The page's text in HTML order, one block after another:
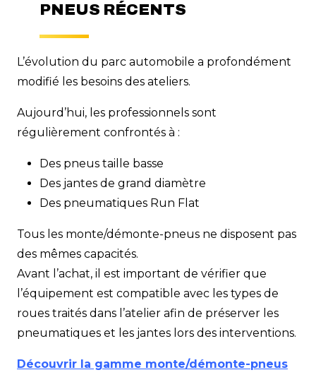
PNEUS RÉCENTS
L’évolution du parc automobile a profondément
modifié les besoins des ateliers.
Aujourd’hui, les professionnels sont
régulièrement confrontés à :
Des pneus taille basse
Des jantes de grand diamètre
Des pneumatiques Run Flat
Tous les monte/démonte-pneus ne disposent pas
des mêmes capacités.
Avant l’achat, il est important de vérifier que
l’équipement est compatible avec les types de
roues traités dans l’atelier afin de préserver les
pneumatiques et les jantes lors des interventions.
Découvrir la gamme monte/démonte-pneus